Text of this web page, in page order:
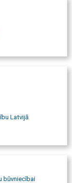
Latvijā
būvniecībai